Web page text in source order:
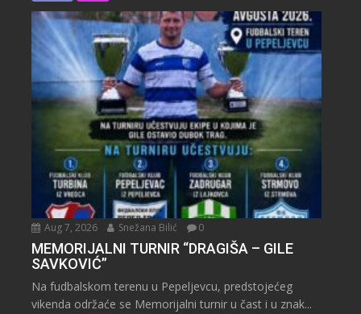
Aug 7, 2026 Snežana Bilić 0
MEMORIJALNI TURNIR “DRAGIŠA – GILE
SAVKOVIĆ”
Na fudbalskom terenu u Pepeljevcu, predstojećeg
vikenda održaće se Memorijalni turnir u čast i u znak...